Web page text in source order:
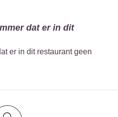
dat er in dit
er in dit restaurant geen